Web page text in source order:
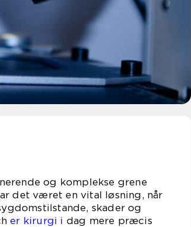
og komplekse grene
det været en vital løsning, når
skader og
er kirurgi i dag mere præcis